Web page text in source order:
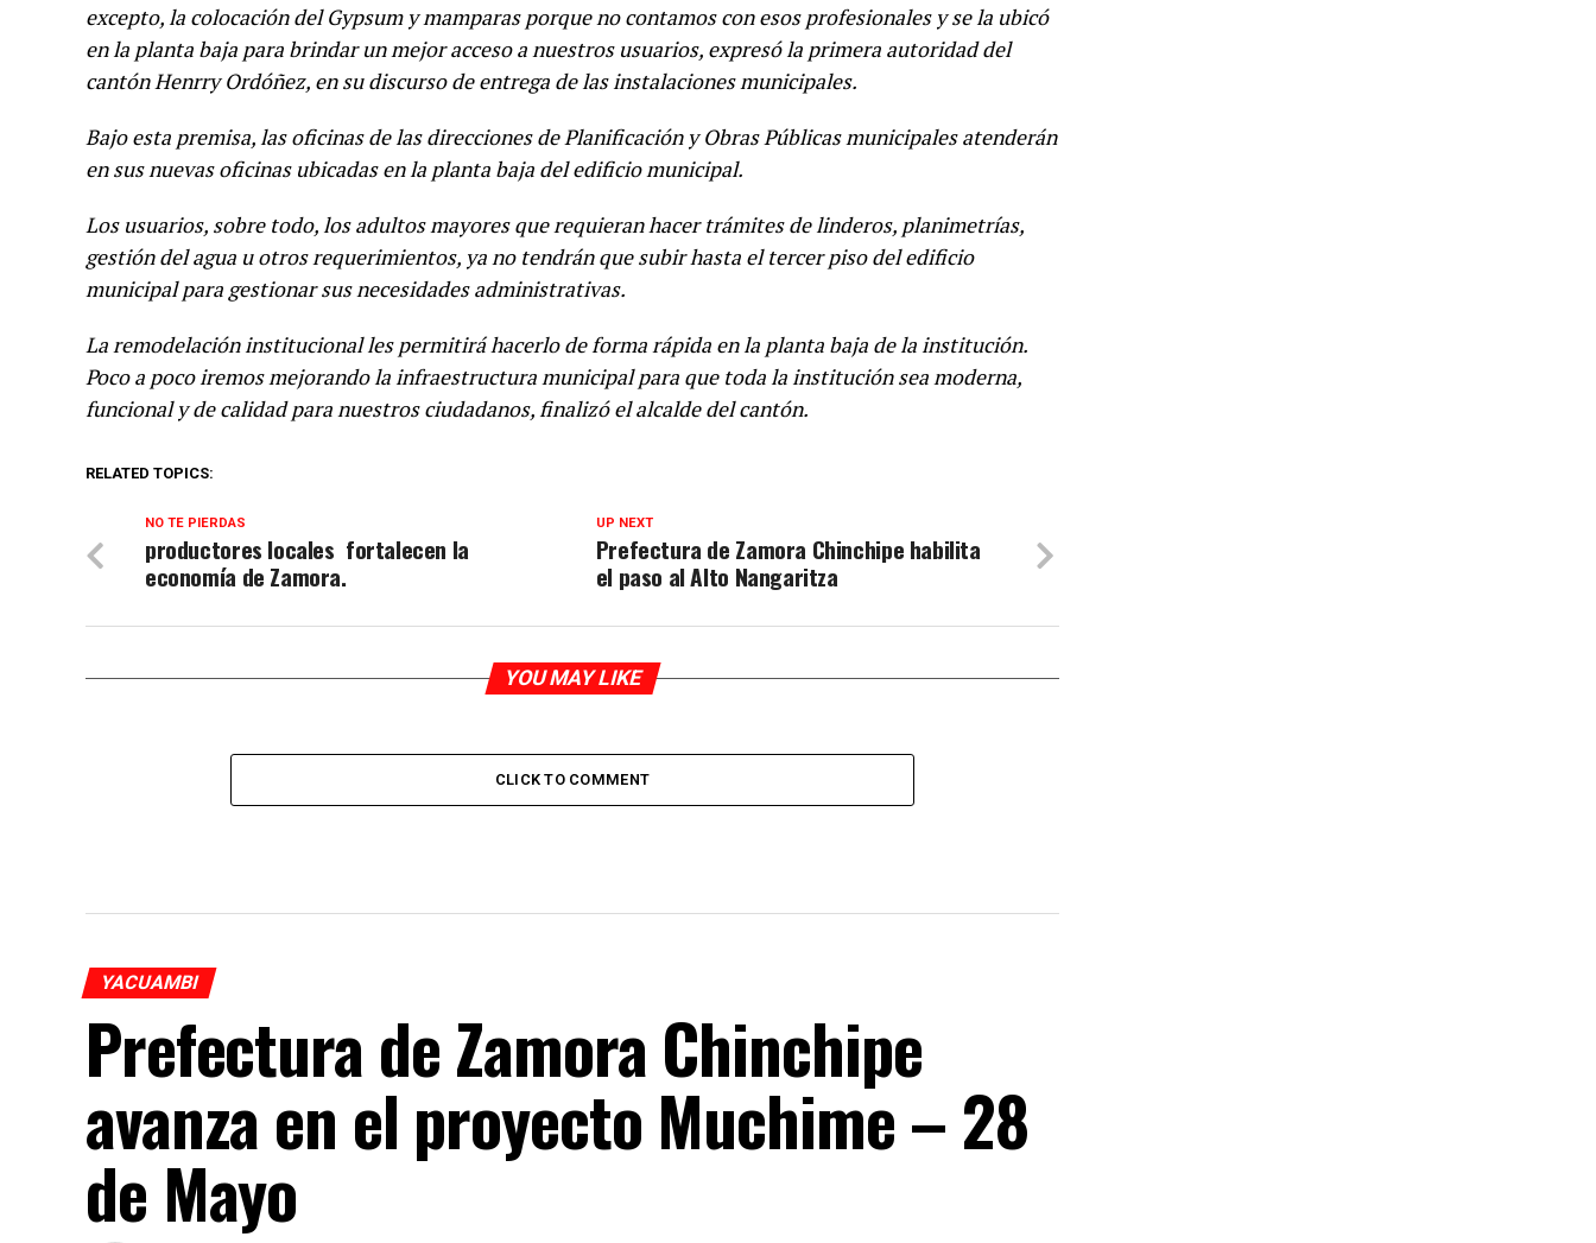
excepto, la colocación del Gypsum y mamparas porque no contamos con esos profesionales y se la ubicó
en la planta baja para brindar un mejor acceso a nuestros usuarios, expresó la primera autoridad del
cantón Henrry Ordóñez, en su discurso de entrega de las instalaciones municipales.
Bajo esta premisa, las oficinas de las direcciones de Planificación y Obras Públicas municipales atenderán
en sus nuevas oficinas ubicadas en la planta baja del edificio municipal.
Los usuarios, sobre todo, los adultos mayores que requieran hacer trámites de linderos, planimetrías,
gestión del agua u otros requerimientos, ya no tendrán que subir hasta el tercer piso del edificio
municipal para gestionar sus necesidades administrativas.
La remodelación institucional les permitirá hacerlo de forma rápida en la planta baja de la institución.
Poco a poco iremos mejorando la infraestructura municipal para que toda la institución sea moderna,
funcional y de calidad para nuestros ciudadanos, finalizó el alcalde del cantón.
RELATED TOPICS:
UP NEXT
Prefectura de Zamora Chinchipe habilita
el paso al Alto Nangaritza
NO TE PIERDAS
productores locales fortalecen la
economía de Zamora.
YOU MAY LIKE
CLICK TO COMMENT
YACUAMBI
Prefectura de Zamora Chinchipe
avanza en el proyecto Muchime – 28
de Mayo